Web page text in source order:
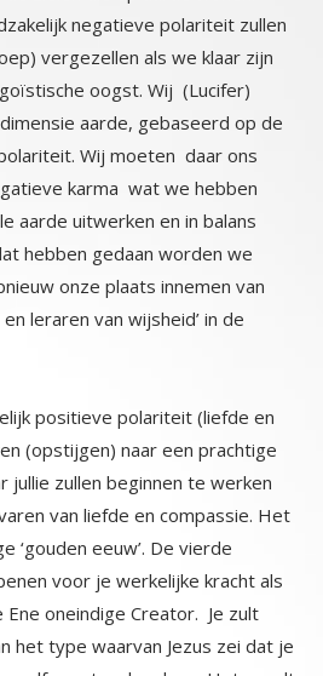
positieve polariteit (liefde en
(opstijgen) naar een prachtige
jullie zullen beginnen te werken
van liefde en compassie. Het
‘gouden eeuw’. De vierde
voor je werkelijke kracht als
Ene oneindige Creator. Je zult
type waarvan Jezus zei dat je
zelfs groter dan deze. Het wordt